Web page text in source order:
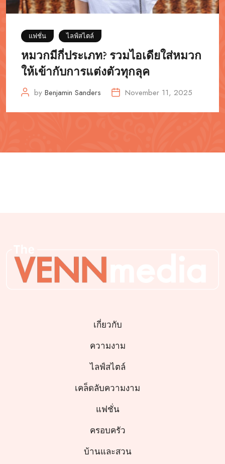
แฟชั่น ไลฟ์สไตล์
หมวกมีกี่ประเภท? รวมไอเดียใส่หมวก
ให้เข้ากับการแต่งตัวทุกลุค
by Benjamin Sanders November 11, 2025
เกี่ยวกับ
ความงาม
ไลฟ์สไตล์
เคล็ดลับความงาม
แฟชั่น
ครอบครัว
บ้านและสวน